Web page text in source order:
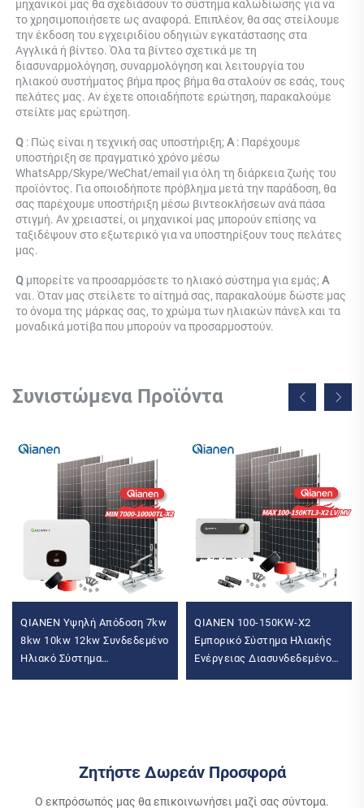
μηχανικοί μας θα σχεδιάσουν το σύστημα καλωδίωσης για να
το χρησιμοποιήσετε ως αναφορά. Επιπλέον, θα σας στείλουμε
την έκδοση του εγχειριδίου οδηγιών εγκατάστασης στα
Αγγλικά ή βίντεο. Όλα τα βίντεο σχετικά με τη
διασυναρμολόγηση, συναρμολόγηση και λειτουργία του
ηλιακού συστήματος βήμα προς βήμα θα σταλούν σε εσάς, τους
πελάτες μας. Αν έχετε οποιαδήποτε ερώτηση, παρακαλούμε
στείλτε μας ερώτηση.
Q : Πώς είναι η τεχνική σας υποστήριξη; Α : Παρέχουμε
υποστήριξη σε πραγματικό χρόνο μέσω
WhatsApp/Skype/WeChat/email για όλη τη διάρκεια ζωής του
προϊόντος. Για οποιοδήποτε πρόβλημα μετά την παράδοση, θα
σας παρέχουμε υποστήριξη μέσω βιντεοκλήσεων ανά πάσα
στιγμή. Αν χρειαστεί, οι μηχανικοί μας μπορούν επίσης να
ταξιδέψουν στο εξωτερικό για να υποστηρίξουν τους πελάτες
μας.
Q μπορείτε να προσαρμόσετε το ηλιακό σύστημα για εμάς;
ναι. Όταν μας στείλετε το αίτημά σας, παρακαλούμε δώστε μας
το όνομα της μάρκας σας, το χρώμα των ηλιακών πάνελ και τα
μοναδικά μοτίβα που μπορούν να προσαρμοστούν.
Συνιστώμενα Προϊόντα
QIANEN Υψηλή Απόδοση 7kw
8kw 10kw 12kw Συνδεδεμένο
Ηλιακό Σύστημα
QIANEN 100-150KW-X2
Εμπορικό Σύστημα Ηλιακής
Ενέργειας Διασυνδεδεμένο
Ζητήστε Δωρεάν Προσφορά
Ο εκπρόσωπός μας θα επικοινωνήσει μαζί σας σύντομα.